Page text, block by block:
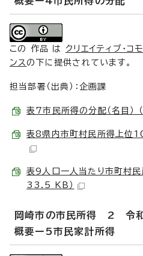
この 作品 は クリエイティブ・
ンスの下に提供されています。
担当部署（出典）：企画課
表7市民所得の分配（名目
表8県内市町村民所得上位
表9人口一人当たり市町村
33.5 KB）
岡崎市の市民所得 2 令
概要ー5市民家計所得